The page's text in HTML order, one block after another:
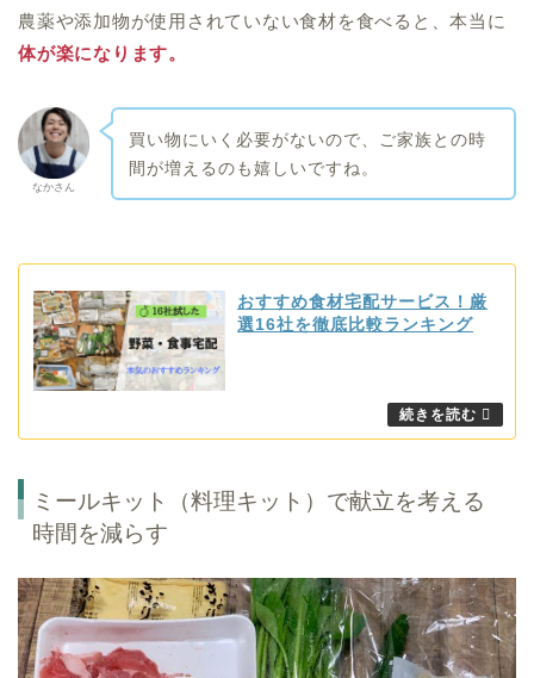
農薬や添加物が使用されていない食材を食べると、本当に
体が楽になります。
なかさん
買い物にいく必要がないので、ご家族との時
間が増えるのも嬉しいですね。
おすすめ食材宅配サービス！厳
選16社を徹底比較ランキング
ミールキット（料理キット）で献立を考える
時間を減らす